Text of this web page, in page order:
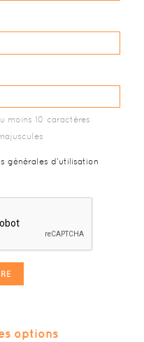
moins 10 caractères
générales d'utilisation
options